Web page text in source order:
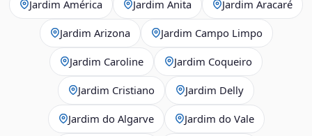
Jardim América Jardim Anita Jardim Aracaré
Jardim Arizona Jardim Campo Limpo
Jardim Caroline Jardim Coqueiro
Jardim Cristiano Jardim Delly
Jardim do Algarve Jardim do Vale